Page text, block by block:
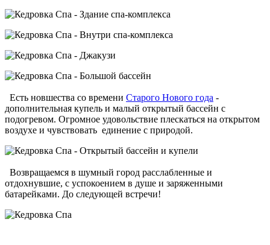
Есть новшества со времени Старого Нового года -
дополнительная купель и малый открытый бассейн с
подогревом. Огромное удовольствие плескаться на открытом
воздухе и чувствовать единение с природой.
Возвращаемся в шумный город расслабленные и
отдохнувшие, с успокоением в душе и заряженными
батарейками. До следующей встречи!